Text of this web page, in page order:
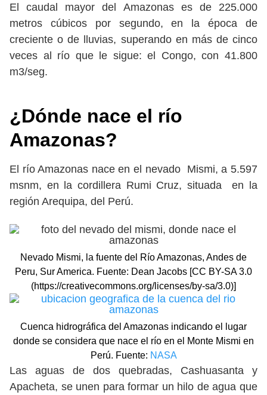
El caudal mayor del Amazonas es de 225.000
metros cúbicos por segundo, en la época de
creciente o de lluvias, superando en más de cinco
veces al río que le sigue: el Congo, con 41.800
m3/seg.
¿Dónde nace el río
Amazonas?
El río Amazonas nace en el nevado Mismi, a 5.597
msnm, en la cordillera Rumi Cruz, situada en la
región Arequipa, del Perú.
Nevado Mismi, la fuente del Río Amazonas, Andes de
Peru, Sur America. Fuente: Dean Jacobs [CC BY-SA 3.0
(https://creativecommons.org/licenses/by-sa/3.0)]
Cuenca hidrográfica del Amazonas indicando el lugar
donde se considera que nace el río en el Monte Mismi en
Perú. Fuente: NASA
Las aguas de dos quebradas, Cashuasanta y
Apacheta, se unen para formar un hilo de agua que